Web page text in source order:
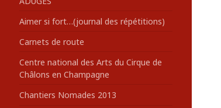
:Aimer si fort…(journal des répétitions)
Carnets de route
Centre national des Arts du Cirque de
Châlons en Champagne
Chantiers Nomades 2013